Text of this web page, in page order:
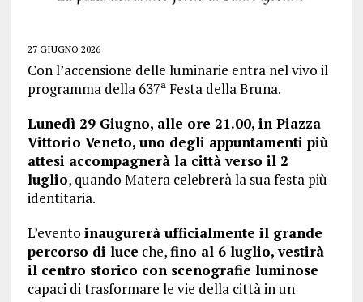
27 GIUGNO 2026
Con l’accensione delle luminarie entra nel vivo il
programma della 637ª Festa della Bruna.
Lunedì 29 Giugno, alle ore 21.00, in Piazza
Vittorio Veneto, uno degli appuntamenti più
attesi accompagnerà la città verso il 2
luglio, quando Matera celebrerà la sua festa più
identitaria.
L’evento inaugurerà ufficialmente il grande
percorso di luce che,fino al 6 luglio, vestirà
il centro storico con scenografie luminose
capaci di trasformare le vie della città in un